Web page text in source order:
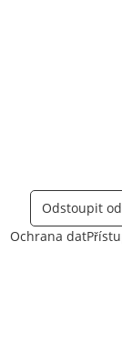
Odstoupit
Ochrana dat